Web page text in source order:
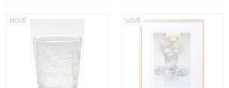
NOVÉ NOVÉ